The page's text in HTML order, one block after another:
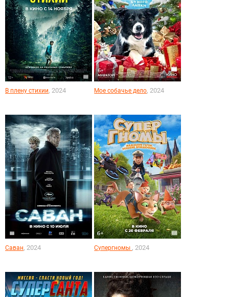
В плену стихии, 2024 Мое собачье дело, 2024
Саван, 2024 Супергномы , 2024